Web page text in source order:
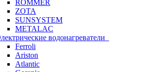
ROMMER
ZOTA
SUNSYSTEM
METALAC
водонагреватели
Ferroli
Ariston
Atlantic